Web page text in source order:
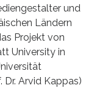
und
Ländern
Projekt von
University in
Arvid Kappas)